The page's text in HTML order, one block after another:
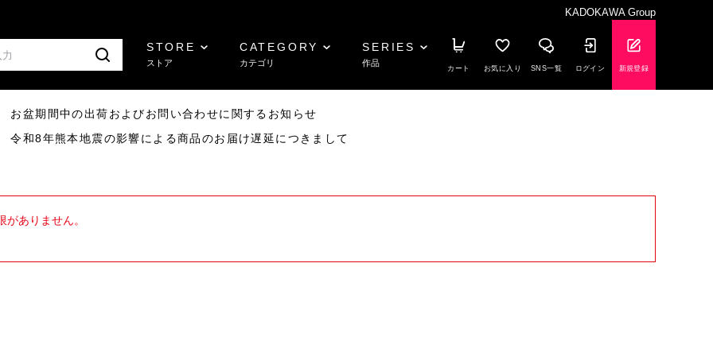
KADOKAWA Group
STORE
ストア
CATEGORY
カテゴリ
SERIES
作品
カート お気に入り SNS一覧 ログイン 新規登録
盆期間中の出荷およびお問い合わせに関するお知らせ
和8年熊本地震の影響による商品のお届け遅延につきまして
ありません。